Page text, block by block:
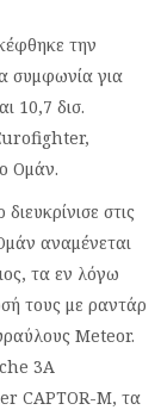
την
συμφωνία για
10,7 δισ.
Ομάν.
στις
αναμένεται
τα εν λόγω
τους με ραντάρ
Meteor.
3A
CAPTOR-M, τα